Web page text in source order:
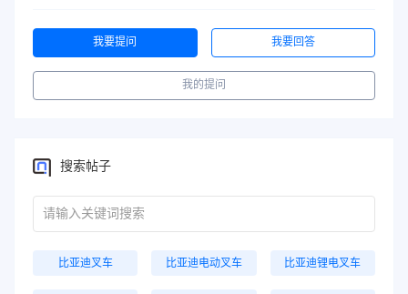
我要提问 我要回答
我的提问
搜索帖子
比亚迪叉车 比亚迪电动叉车 比亚迪锂电叉车